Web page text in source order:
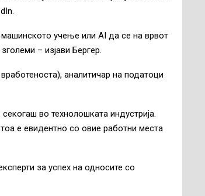
учење или AI да се на врвот
– изјави Бергер.
аналитичар на податоци
во технолошката индустрија.
е евидентно со овие работни места
за успех на односите со